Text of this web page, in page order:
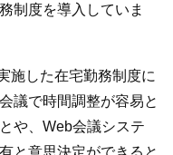
制度を導入していま
施した在宅勤務制度に
議で時間調整が容易と
や、Web会議システ
と意思決定ができると